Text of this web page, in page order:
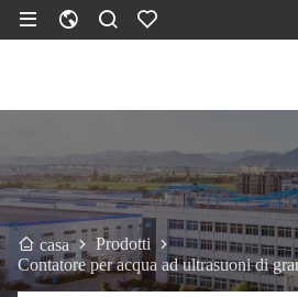
casa
Prodotti
Contatore per acqua ad ultrasuoni di